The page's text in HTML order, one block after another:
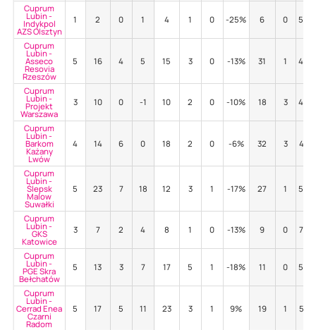
Cuprum
Lubin -
Indykpol
AZS Olsztyn
1 2 0 1 4 1 0 -25% 6 0 50%
Cuprum
Lubin -
Asseco
Resovia
Rzeszów
5 16 4 5 15 3 0 -13% 31 1 48%
Cuprum
Lubin -
Projekt
Warszawa
3 10 0 -1 10 2 0 -10% 18 3 44%
Cuprum
Lubin -
Barkom
Każany
Lwów
4 14 6 0 18 2 0 -6% 32 3 47%
Cuprum
Lubin -
Ślepsk
Malow
Suwałki
5 23 7 18 12 3 1 -17% 27 1 59%
Cuprum
Lubin -
GKS
Katowice
3 7 2 4 8 1 0 -13% 9 0 78%
Cuprum
Lubin -
PGE Skra
Bełchatów
5 13 3 7 17 5 1 -18% 11 0 55%
Cuprum
Lubin -
Cerrad Enea
Czarni
Radom
5 17 5 11 23 3 1 9% 19 1 53%